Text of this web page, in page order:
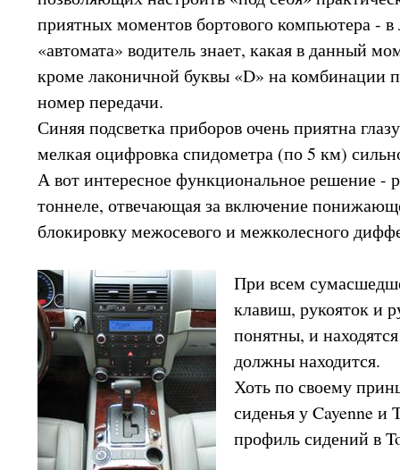
приятных моментов бортового компьютера -
«автомата» водитель знает, какая в данный
кроме лаконичной буквы «D» на комбинации
номер передачи.
Синяя подсветка приборов очень приятна
мелкая оцифровка спидометра (по 5 км)
А вот интересное функциональное решение -
тоннеле, отвечающая за включение
блокировку межосевого и межколесного
При всем
клавиш, рукояток и
понятны, и
должны находится.
Хоть по своему
сиденья у Cayenne и
профиль сидений в